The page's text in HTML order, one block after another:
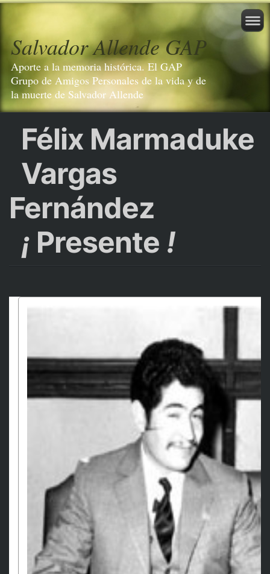
Salvador Allende GAP
Aporte a la memoria histórica. El GAP
Grupo de Amigos Personales de la vida y de
la muerte de Salvador Allende
Félix Marmaduke
Vargas
Fernández
¡ Presente !